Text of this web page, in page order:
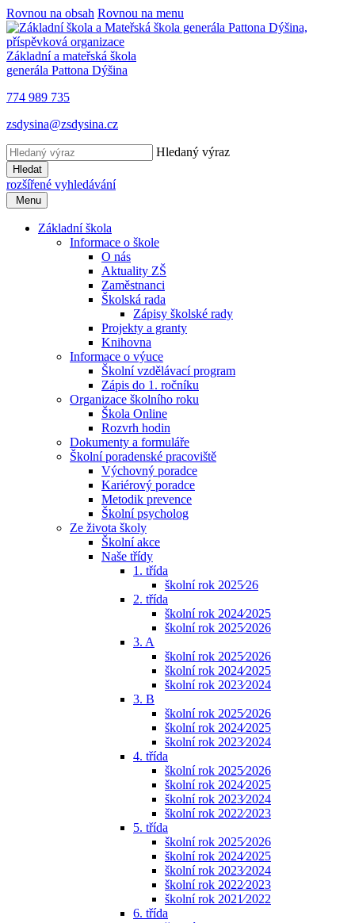
Rovnou na obsah Rovnou na menu
Základní a mateřská škola
generála Pattona Dýšina
774 989 735
zsdysina@zsdysina.cz
Hledaný výraz
Hledat
rozšířené vyhledávání
Menu
Základní škola
Informace o škole
O nás
Aktuality ZŠ
Zaměstnanci
Školská rada
Zápisy školské rady
Projekty a granty
Knihovna
Informace o výuce
Školní vzdělávací program
Zápis do 1. ročníku
Organizace školního roku
Škola Online
Rozvrh hodin
Dokumenty a formuláře
Školní poradenské pracoviště
Výchovný poradce
Kariérový poradce
Metodik prevence
Školní psycholog
Ze života školy
Školní akce
Naše třídy
1. třída
školní rok 2025⁄26
2. třída
školní rok 2024⁄2025
školní rok 2025⁄2026
3. A
školní rok 2025⁄2026
školní rok 2024⁄2025
školní rok 2023⁄2024
3. B
školní rok 2025⁄2026
školní rok 2024⁄2025
školní rok 2023⁄2024
4. třída
školní rok 2025⁄2026
školní rok 2024⁄2025
školní rok 2023⁄2024
školní rok 2022⁄2023
5. třída
školní rok 2025⁄2026
školní rok 2024⁄2025
školní rok 2023⁄2024
školní rok 2022⁄2023
školní rok 2021⁄2022
6. třída